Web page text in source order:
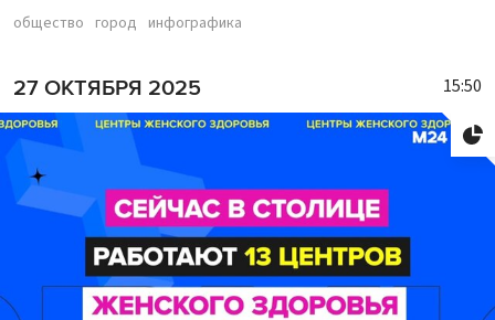
общество город инфографика
27 ОКТЯБРЯ 2025 15:50